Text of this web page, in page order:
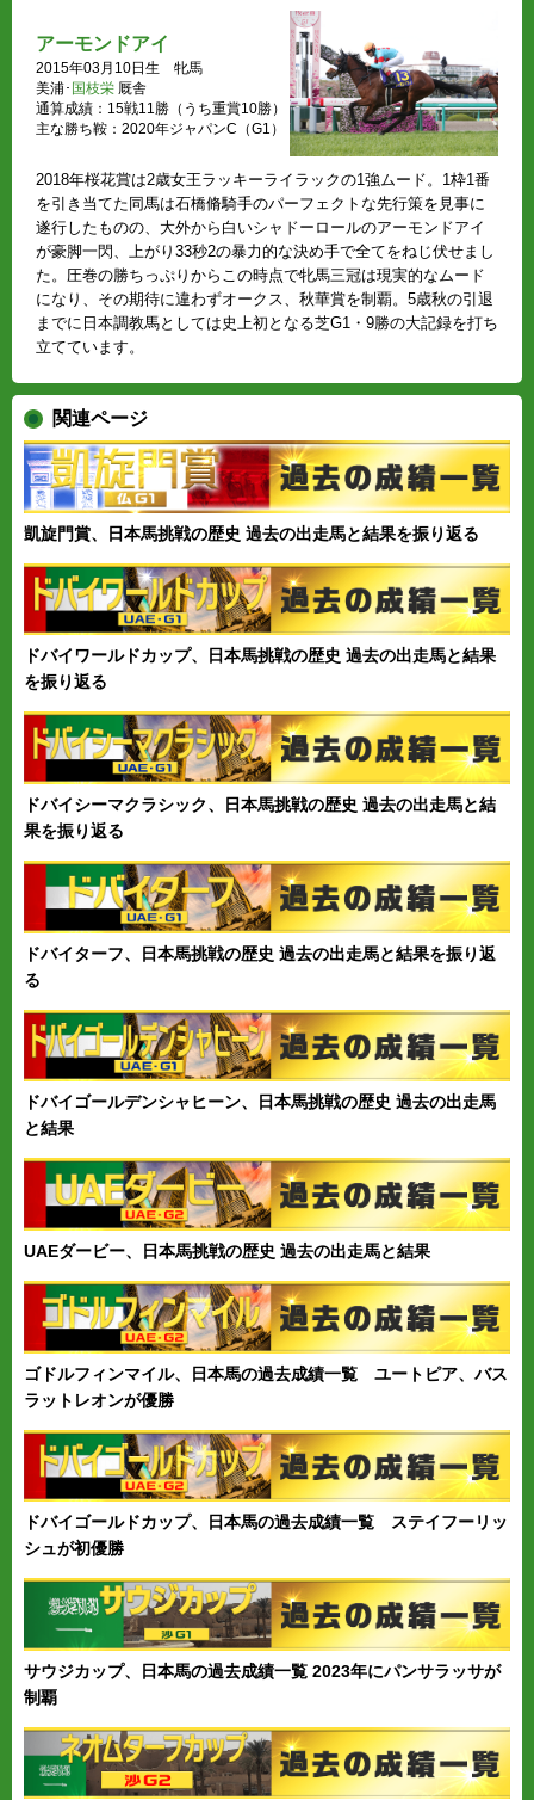
アーモンドアイ
2015年03月10日生 牝馬
美浦･ 国枝栄 厩舎
通算成績：15戦11勝（うち重賞10勝）
主な勝ち鞍：2020年ジャパンC（G1）
2018年桜花賞は2歳女王ラッキーライラックの1強ムード。1枠1番
を引き当てた同馬は石橋脩騎手のパーフェクトな先行策を見事に
遂行したものの、大外から白いシャドーロールのアーモンドアイ
が豪脚一閃、上がり33秒2の暴力的な決め手で全てをねじ伏せまし
た。圧巻の勝ちっぷりからこの時点で牝馬三冠は現実的なムード
になり、その期待に違わずオークス、秋華賞を制覇。5歳秋の引退
までに日本調教馬としては史上初となる芝G1・9勝の大記録を打ち
立てています。
関連ページ
凱旋門賞、日本馬挑戦の歴史 過去の出走馬と結果を振り返る
ドバイワールドカップ、日本馬挑戦の歴史 過去の出走馬と結果
を振り返る
ドバイシーマクラシック、日本馬挑戦の歴史 過去の出走馬と結
果を振り返る
ドバイターフ、日本馬挑戦の歴史 過去の出走馬と結果を振り返
る
ドバイゴールデンシャヒーン、日本馬挑戦の歴史 過去の出走馬
と結果
UAEダービー、日本馬挑戦の歴史 過去の出走馬と結果
ゴドルフィンマイル、日本馬の過去成績一覧 ユートピア、バス
ラットレオンが優勝
ドバイゴールドカップ、日本馬の過去成績一覧 ステイフーリッ
シュが初優勝
サウジカップ、日本馬の過去成績一覧 2023年にパンサラッサが
制覇